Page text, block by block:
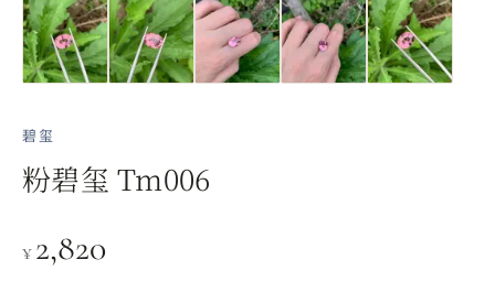
碧玺
粉碧玺 Tm006
¥2,820